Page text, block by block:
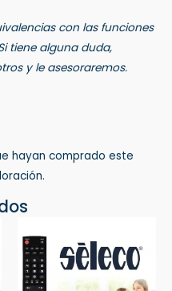
con las funciones
tiene alguna duda,
y le asesoraremos.
hayan comprado este